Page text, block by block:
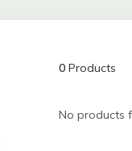
0Products
No products